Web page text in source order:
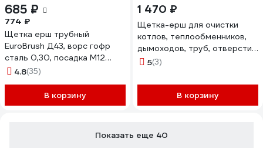
685 ₽
774 ₽
Щетка ерш трубный
EuroBrush Д43, ворс гофр
сталь 0,30, посадка М12
резьба (14-543) кордщетка
технологических отверстий,
котлов, чистка
4.8(35)
В корзину
1 470 ₽
Щетка-ерш для очистки
котлов, теплообменников,
дымоходов, труб, отверстий
SIT д120x95x160, сталь 0,45,
5(3)
В корзину
Показать еще 40